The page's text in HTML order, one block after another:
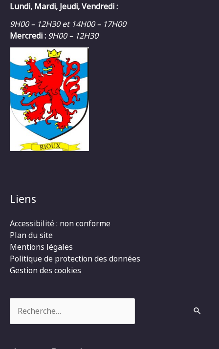
Lundi, Mardi, Jeudi, Vendredi :
9H00 – 12H30 et 14H00 – 17H00
Mercredi : 9H00 – 12H30
Liens
Accessibilité : non conforme
Plan du site
Mentions légales
Politique de protection des données
Gestion des cookies